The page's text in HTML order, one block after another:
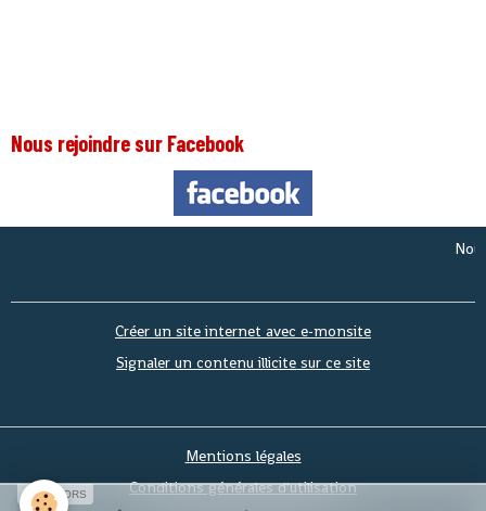
Nous rejoindre sur Facebook
Nous
Créer un site internet avec e-monsite
Signaler un contenu illicite sur ce site
Mentions légales
Conditions générales d'utilisation
SPONSORS